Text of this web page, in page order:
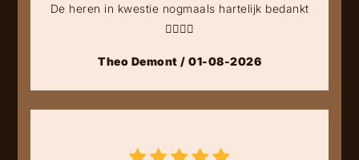
De heren in kwestie nogmaals hartelijk bedankt
👍🏻👍🏻
Theo Demont / 01-08-2026